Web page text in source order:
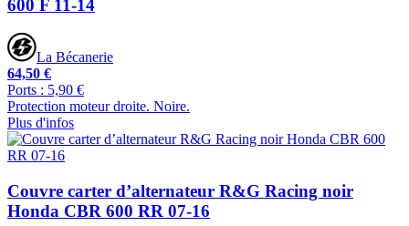
600 F 11-14
La Bécanerie
64,50 €
Ports : 5,90 €
Protection moteur droite. Noire.
Plus d'infos
Couvre carter d’alternateur R&G Racing noir
Honda CBR 600 RR 07-16